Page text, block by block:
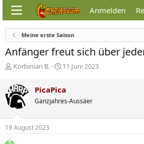
Anmelden
Meine erste Saison
Anfänger freut sich über
E
s
t
l
e
r
Korbinian B.
E
t
e
l
11 Juni 2023
PicaPica
Ganzjahres-Aussäer
19 August 2023